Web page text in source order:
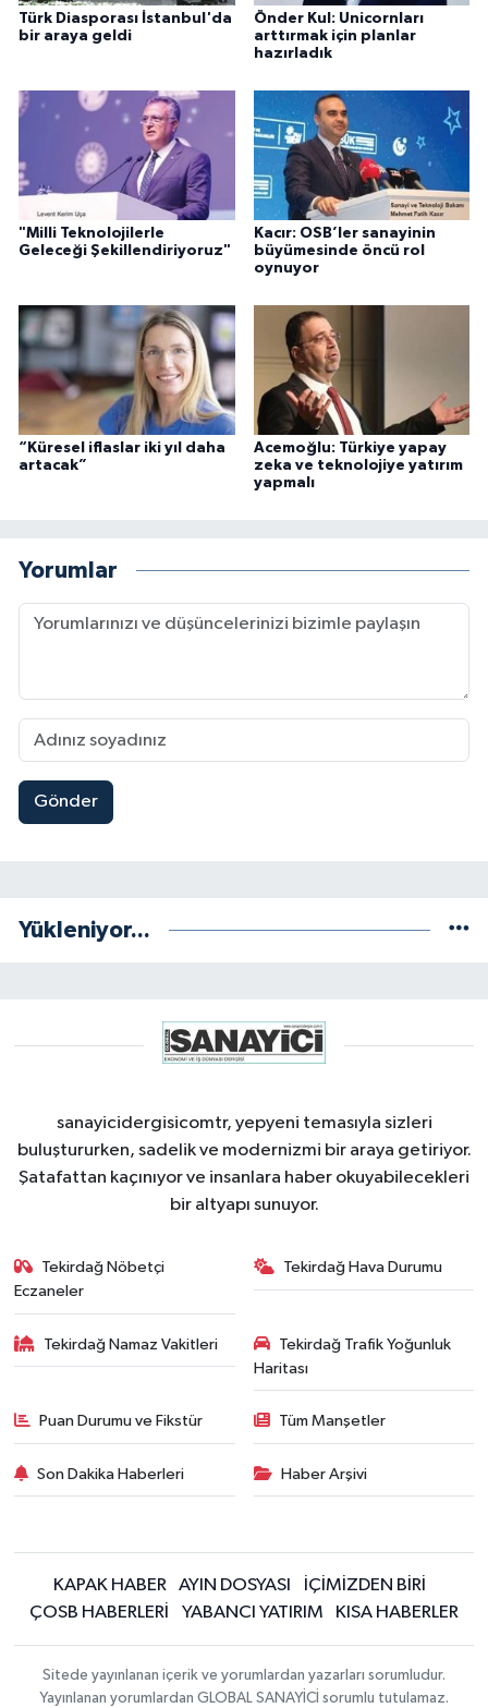
Türk Diasporası İstanbul'da
bir araya geldi
Önder Kul: Unicornları
arttırmak için planlar
hazırladık
"Milli Teknolojilerle
Geleceği Şekillendiriyoruz"
Kacır: OSB’ler sanayinin
büyümesinde öncü rol
oynuyor
“Küresel iflaslar iki yıl daha
artacak”
Acemoğlu: Türkiye yapay
zeka ve teknolojiye yatırım
yapmalı
Yorumlar
Gönder
Yükleniyor...
sanayicidergisicomtr, yepyeni temasıyla sizleri
buluştururken, sadelik ve modernizmi bir araya getiriyor.
Şatafattan kaçınıyor ve insanlara haber okuyabilecekleri
bir altyapı sunuyor.
Tekirdağ Nöbetçi
Eczaneler
Tekirdağ Hava Durumu
Tekirdağ Namaz Vakitleri
Tekirdağ Trafik Yoğunluk
Haritası
Puan Durumu ve Fikstür Tüm Manşetler
Son Dakika Haberleri Haber Arşivi
KAPAK HABER AYIN DOSYASI
İÇİMİZDEN BİRİ
ÇOSB HABERLERİ
YABANCI YATIRIM KISA HABERLER
Sitede yayınlanan içerik ve yorumlardan yazarları sorumludur.
Yayınlanan yorumlardan GLOBAL SANAYİCİ sorumlu tutulamaz.